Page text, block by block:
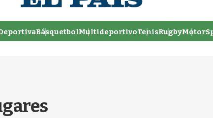
BásquetbolMultideportivoTenisRugby